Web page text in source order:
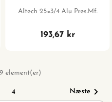
Altech 25×3/4 Alu Pres.mf.
193,67 kr
element(er)
4 Næste 